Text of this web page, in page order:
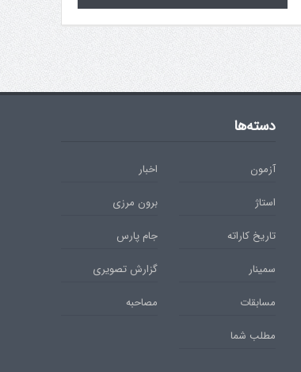
دسته‌ها
آزمون
اخبار
استاژ
برون مرزی
تاریخ کاراته
جام پارس
سمینار
گزارش تصویری
مسابقات
مصاحبه
مطلب شما